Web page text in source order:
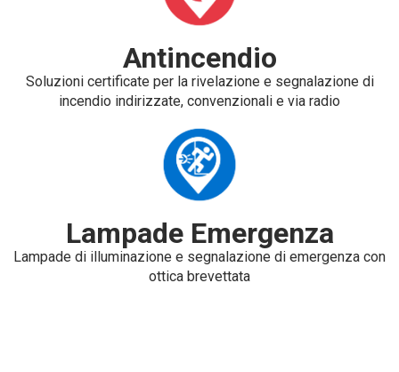
Antincendio
Soluzioni certificate per la rivelazione e segnalazione di
incendio indirizzate, convenzionali e via radio
Lampade Emergenza
Lampade di illuminazione e segnalazione di emergenza con
ottica brevettata